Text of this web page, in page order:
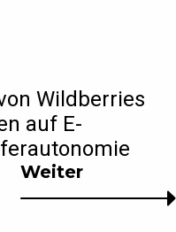
Weiter
Wildberries
auf E-